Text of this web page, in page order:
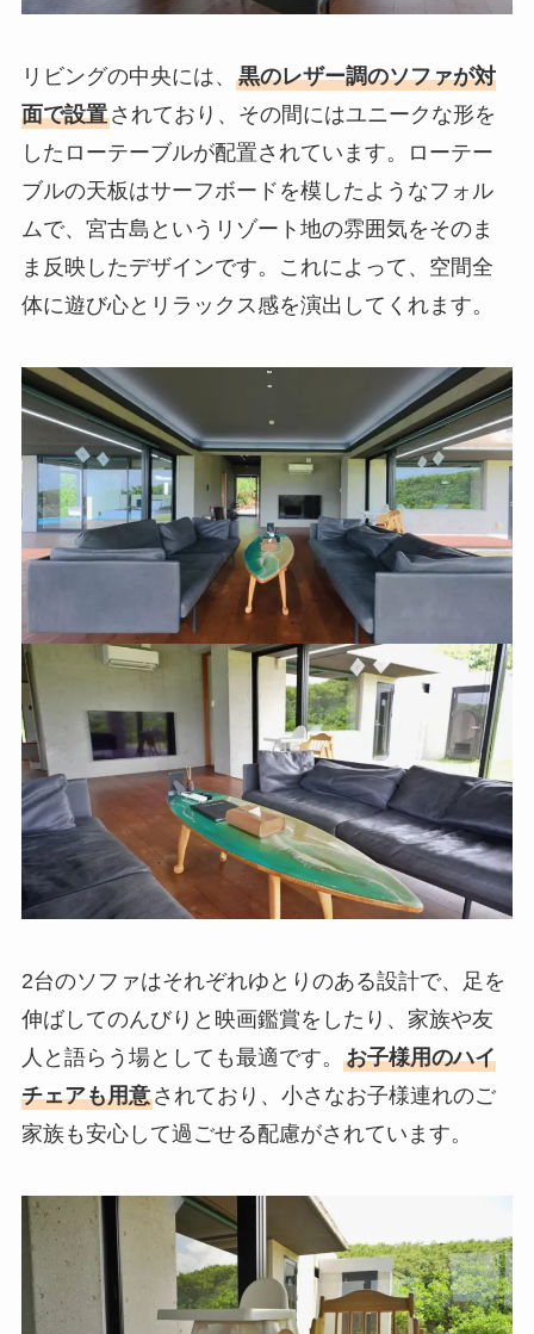
リビングの中央には、 黒のレザー調のソファが対
面で設置されており、その間にはユニークな形を
したローテーブルが配置されています。ローテー
ブルの天板はサーフボードを模したようなフォル
ムで、宮古島というリゾート地の雰囲気をそのま
ま反映したデザインです。これによって、空間全
体に遊び心とリラックス感を演出してくれます。
2台のソファはそれぞれゆとりのある設計で、足を
伸ばしてのんびりと映画鑑賞をしたり、家族や友
人と語らう場としても最適です。 お子様用のハイ
チェアも用意されており、小さなお子様連れのご
家族も安心して過ごせる配慮がされています。